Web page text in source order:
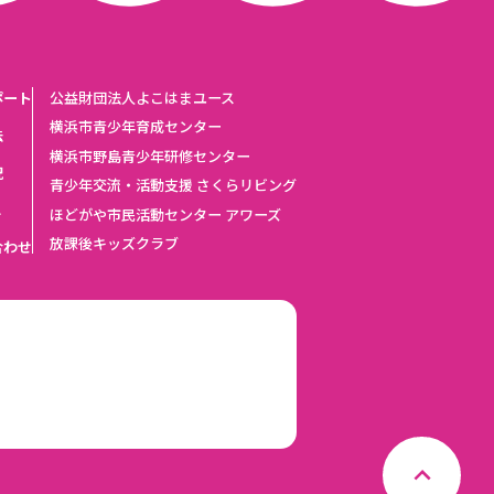
ト
せ
公益財団法人よこはまユース
横浜市青少年育成センター
横浜市野島青少年研修センター
青少年交流・活動支援 さくらリビング
ほどがや市民活動センター アワーズ
放課後キッズクラブ